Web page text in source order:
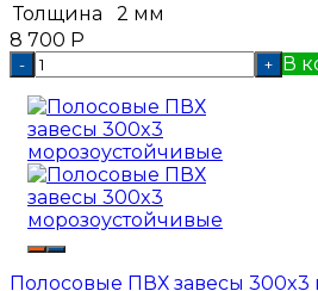
Толщина
2 мм
8 700 Р
- + В
Полосовые ПВХ завесы 300x3